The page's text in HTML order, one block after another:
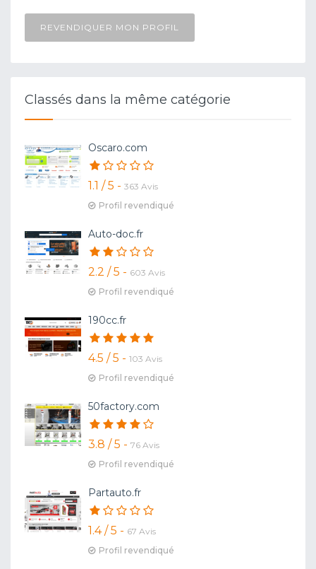
REVENDIQUER MON PROFIL
Classés dans la même catégorie
Oscaro.com
1.1 / 5 - 363 Avis
Profil revendiqué
Auto-doc.fr
2.2 / 5 - 603 Avis
Profil revendiqué
190cc.fr
4.5 / 5 - 103 Avis
Profil revendiqué
50factory.com
3.8 / 5 - 76 Avis
Profil revendiqué
Partauto.fr
1.4 / 5 - 67 Avis
Profil revendiqué